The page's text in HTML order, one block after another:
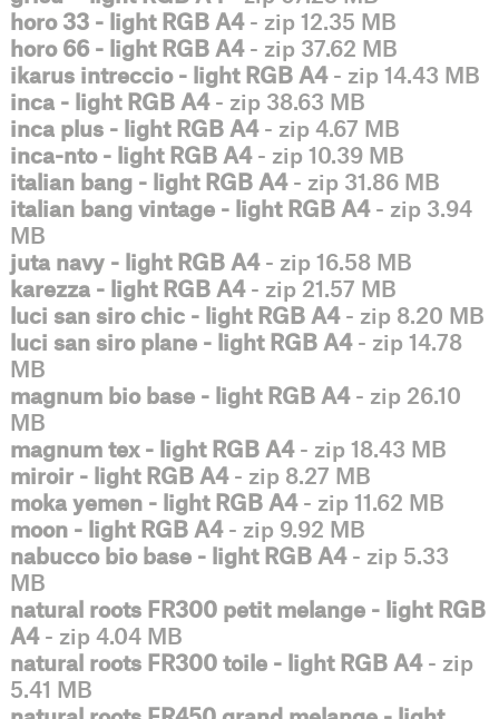
horo 33 - light RGB A4- zip 12.35 MB
horo 66 - light RGB A4- zip 37.62 MB
ikarus intreccio - light RGB A4- zip 14.43 MB
inca - light RGB A4- zip 38.63 MB
inca plus - light RGB A4- zip 4.67 MB
inca-nto - light RGB A4- zip 10.39 MB
italian bang - light RGB A4- zip 31.86 MB
italian bang vintage - light RGB A4- zip 3.94
MB
juta navy - light RGB A4- zip 16.58 MB
karezza - light RGB A4- zip 21.57 MB
luci san siro chic - light RGB A4- zip 8.20 MB
luci san siro plane - light RGB A4- zip 14.78
MB
magnum bio base - light RGB A4- zip 26.10
MB
magnum tex - light RGB A4- zip 18.43 MB
miroir - light RGB A4- zip 8.27 MB
moka yemen - light RGB A4- zip 11.62 MB
moon - light RGB A4- zip 9.92 MB
nabucco bio base - light RGB A4- zip 5.33
MB
natural roots FR300 petit melange - light RGB
A4- zip 4.04 MB
natural roots FR300 toile - light RGB A4- zip
5.41 MB